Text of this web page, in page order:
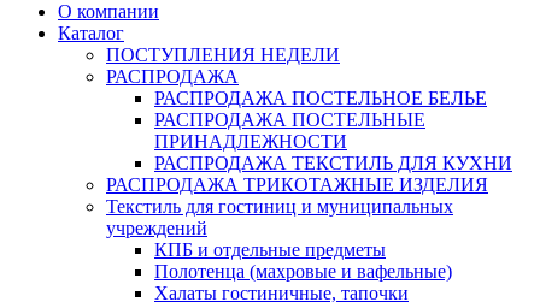
О компании
Каталог
ПОСТУПЛЕНИЯ НЕДЕЛИ
РАСПРОДАЖА
РАСПРОДАЖА ПОСТЕЛЬНОЕ БЕЛЬЕ
РАСПРОДАЖА ПОСТЕЛЬНЫЕ
ПРИНАДЛЕЖНОСТИ
РАСПРОДАЖА ТЕКСТИЛЬ ДЛЯ КУХНИ
РАСПРОДАЖА ТРИКОТАЖНЫЕ ИЗДЕЛИЯ
Текстиль для гостиниц и муниципальных
учреждений
КПБ и отдельные предметы
Полотенца (махровые и вафельные)
Халаты гостиничные, тапочки